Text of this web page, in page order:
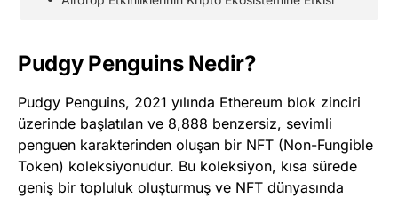
Pudgy Penguins Nedir?
Pudgy Penguins, 2021 yılında Ethereum blok zinciri
üzerinde başlatılan ve 8,888 benzersiz, sevimli
penguen karakterinden oluşan bir NFT (Non-Fungible
Token) koleksiyonudur. Bu koleksiyon, kısa sürede
geniş bir topluluk oluşturmuş ve NFT dünyasında